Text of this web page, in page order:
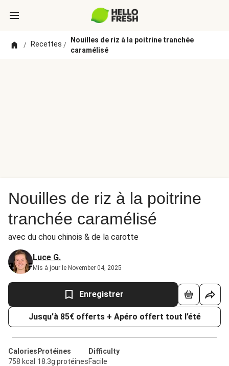
/ Recettes /
Nouilles de riz à la poitrine tranchée
caramélisé
Nouilles de riz à la poitrine
tranchée caramélisé
avec du chou chinois & de la carotte
Luce G.
Mis à jour le November 04, 2025
Enregistrer
Jusqu'à 85€ offerts + Apéro offert tout l’été
Calories
758 kcal
Protéines
18.3g protéines
Difficulty
Facile